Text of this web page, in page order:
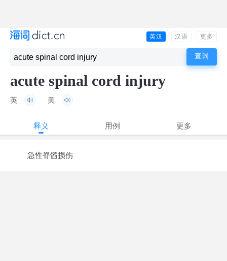
英汉 汉语 更多
acute spinal cord injury
英 美
释义 用例 更多
急性脊髓损伤